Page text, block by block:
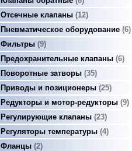
Отсечные клапаны 12
Пневматическое оборудование 6
Фильтры 9
Предохранительные клапаны 6
Поворотные затворы 35
Приводы и позиционеры 25
Редукторы и мотор-редукторы 9
Регулирующие клапаны 23
Регуляторы температуры 4
Фланцы 2